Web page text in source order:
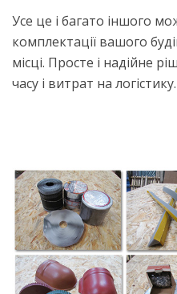
Усе це і багато іншого
комплектації вашого
місці. Просте і надійне
часу і витрат на логістику.